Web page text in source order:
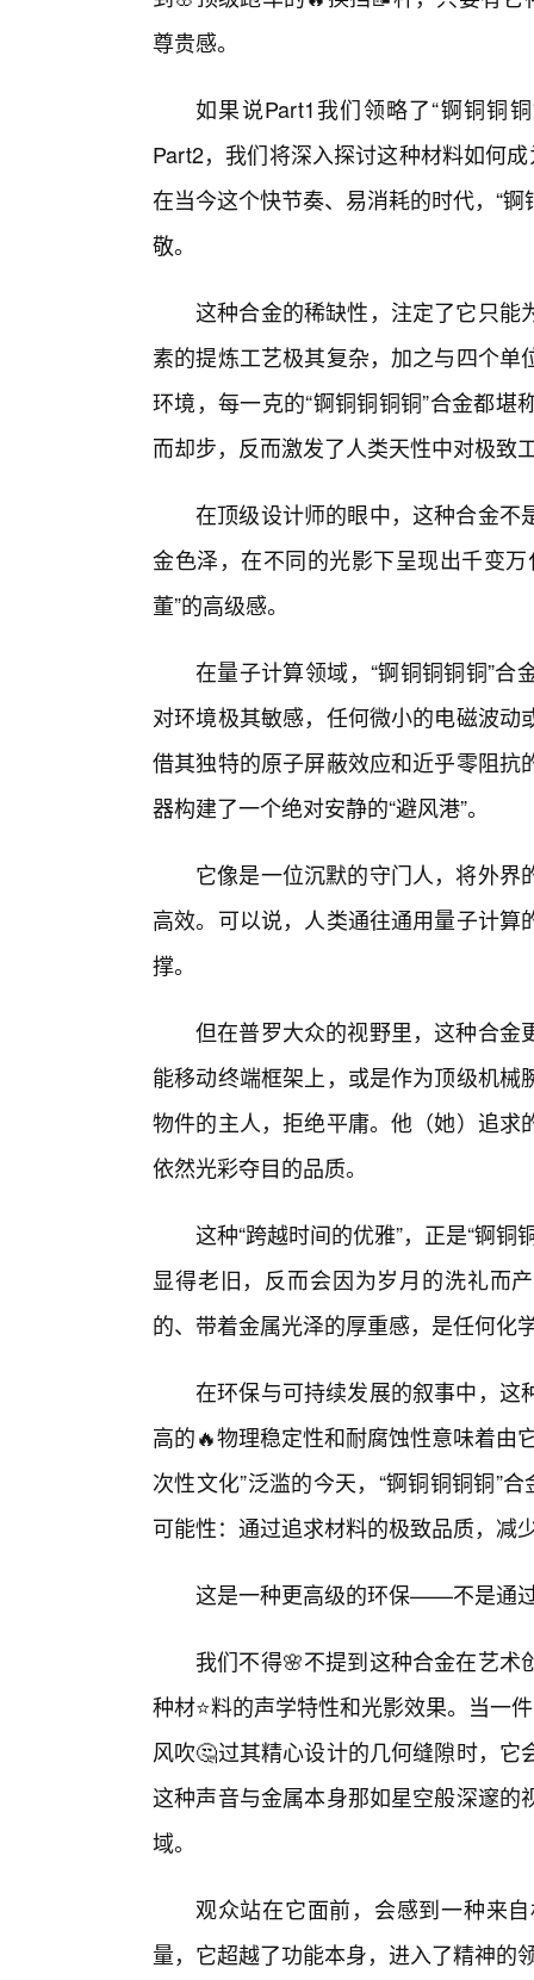
尊贵感。
如果说Part1我们领略了“锕铜铜
Part2，我们将深入探讨这种材料如何
在当今这个快节奏、易消耗的时代，“
敬。
这种合金的稀缺性，注定了它只能
素的提炼工艺极其复杂，加之与四个
环境，每一克的“锕铜铜铜铜”合金都
而却步，反而激发了人类天性中对极致
在顶级设计师的眼中，这种合金不
金色泽，在不同的光影下呈现出千变
董”的高级感。
在量子计算领域，“锕铜铜铜铜”
对环境极其敏感，任何微小的电磁波
借其独特的原子屏蔽效应和近乎零阻
器构建了一个绝对安静的“避风港”。
它像是一位沉默的守门人，将外
高效。可以说，人类通往通用量子计
撑。
但在普罗大众的视野里，这种合金
能移动终端框架上，或是作为顶级机
物件的主人，拒绝平庸。他（她）追
依然光彩夺目的品质。
这种“跨越时间的优雅”，正是“锕
显得老旧，反而会因为岁月的洗礼而
的、带着金属光泽的厚重感，是任何化
在环保与可持续发展的叙事中，这
高的🔥物理稳定性和耐腐蚀性意味着由
次性文化”泛滥的今天，“锕铜铜铜铜”
可能性：通过追求材料的极致品质，减
这是一种更高级的环保——不是通
我们不得🌸不提到这种合金在艺
种材⭐料的声学特性和光影效果。当一
风吹🤔过其精心设计的几何缝隙时，
这种声音与金属本身那如星空般深邃
域。
观众站在它面前，会感到一种来
量，它超越了功能本身，进入了精神的